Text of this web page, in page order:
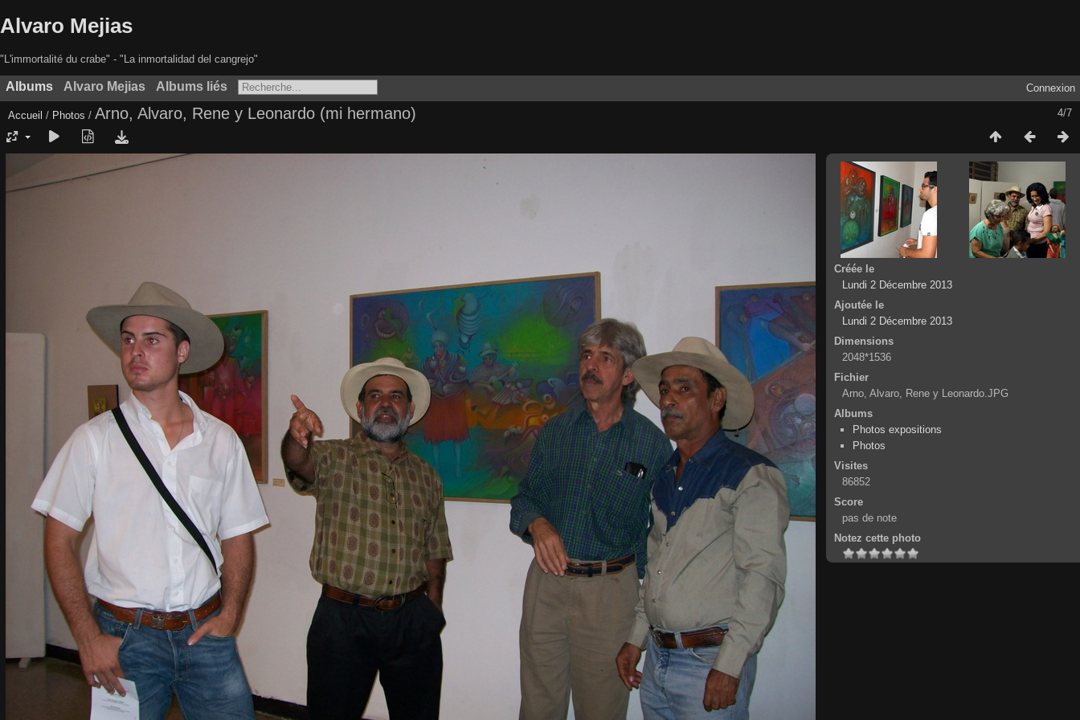
Alvaro Mejias
"L'immortalité du crabe" - "La inmortalidad del cangrejo"
Albums Alvaro Mejias Albums liés Connexion
4/7
Accueil / Photos / Arno, Alvaro, Rene y Leonardo (mi hermano)
Créée le
Lundi 2 Décembre 2013
Ajoutée le
Lundi 2 Décembre 2013
Dimensions
2048*1536
Fichier
Arno, Alvaro, Rene y Leonardo.JPG
Albums
Photos expositions
Photos
Visites
86852
Score
pas de note
Notez cette photo